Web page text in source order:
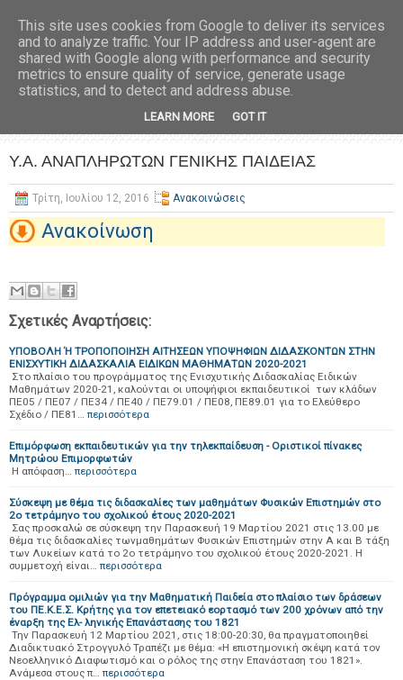
Υ.Α. ΑΝΑΠΛΗΡΩΤΩΝ ΓΕΝΙΚΗΣ ΠΑΙΔΕΙΑΣ
Τρίτη, Ιουλίου 12, 2016 Ανακοινώσεις
Ανακοίνωση
Σχετικές Αναρτήσεις:
ΥΠΟΒΟΛΗ Ή ΤΡΟΠΟΠΟΙΗΣΗ ΑΙΤΗΣΕΩΝ ΥΠΟΨΗΦΙΩΝ ΔΙΔΑΣΚΟΝΤΩΝ ΣΤΗΝ
ΕΝΙΣΧΥΤΙΚΗ ΔΙΔΑΣΚΑΛΙΑ ΕΙΔΙΚΩΝ ΜΑΘΗΜΑΤΩΝ 2020-2021
Στο πλαίσιο του προγράμματος της Ενισχυτικής Διδασκαλίας Ειδικών
Μαθημάτων 2020-21, καλούνται οι υποψήφιοι εκπαιδευτικοί των κλάδων
ΠΕ05 / ΠΕ07 / ΠΕ34 / ΠΕ40 / ΠΕ79.01 / ΠΕ08, ΠΕ89.01 για το Ελεύθερο
Σχέδιο / ΠΕ81… περισσότερα
Επιμόρφωση εκπαιδευτικών για την τηλεκπαίδευση - Οριστικοί πίνακες
Μητρώου Επιμορφωτών
Η απόφαση… περισσότερα
Σύσκεψη με θέμα τις διδασκαλίες των μαθημάτων Φυσικών Επιστημών στο
2ο τετράμηνο του σχολικού έτους 2020-2021
Σας προσκαλώ σε σύσκεψη την Παρασκευή 19 Μαρτίου 2021 στις 13.00 με
θέμα τις διδασκαλίες τωνμαθημάτων Φυσικών Επιστημών στην Α και Β τάξη
των Λυκείων κατά το 2ο τετράμηνο του σχολικού έτους 2020-2021. Η
συμμετοχή είναι… περισσότερα
Πρόγραμμα ομιλιών για την Μαθηματική Παιδεία στο πλαίσιο των δράσεων
του ΠΕ.Κ.Ε.Σ. Κρήτης για τον επετειακό εορτασμό των 200 χρόνων από την
έναρξη της Ελ- ληνικής Επανάστασης του 1821
Την Παρασκευή 12 Μαρτίου 2021, στις 18:00-20:30, θα πραγματοποιηθεί
Διαδικτυακό Στρογγυλό Τραπέζι με θέμα: «Η επιστημονική σκέψη κατά τον
Νεοελληνικό Διαφωτισμό και ο ρόλος της στην Επανάσταση του 1821».
Ανάμεσα στους π… περισσότερα
This site uses cookies from Google to deliver its services
and to analyze traffic. Your IP address and user-agent are
shared with Google along with performance and security
metrics to ensure quality of service, generate usage
statistics, and to detect and address abuse.
LEARN MORE GOT IT